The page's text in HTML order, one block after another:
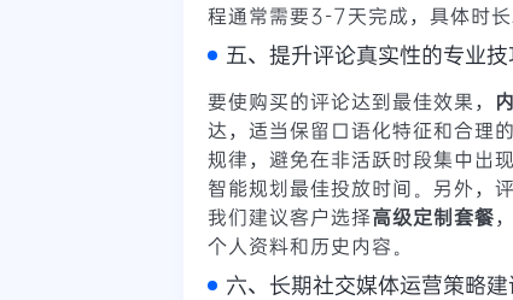
程通常需要3-7天完成，具体时长
五、提升评论真实性的专业技
要使购买的评论达到最佳效果，
达，适当保留口语化特征和合理
规律，避免在非活跃时段集中出
智能规划最佳投放时间。另外，
我们建议客户选择高级定制套餐
个人资料和历史内容。
六、长期社交媒体运营策略建